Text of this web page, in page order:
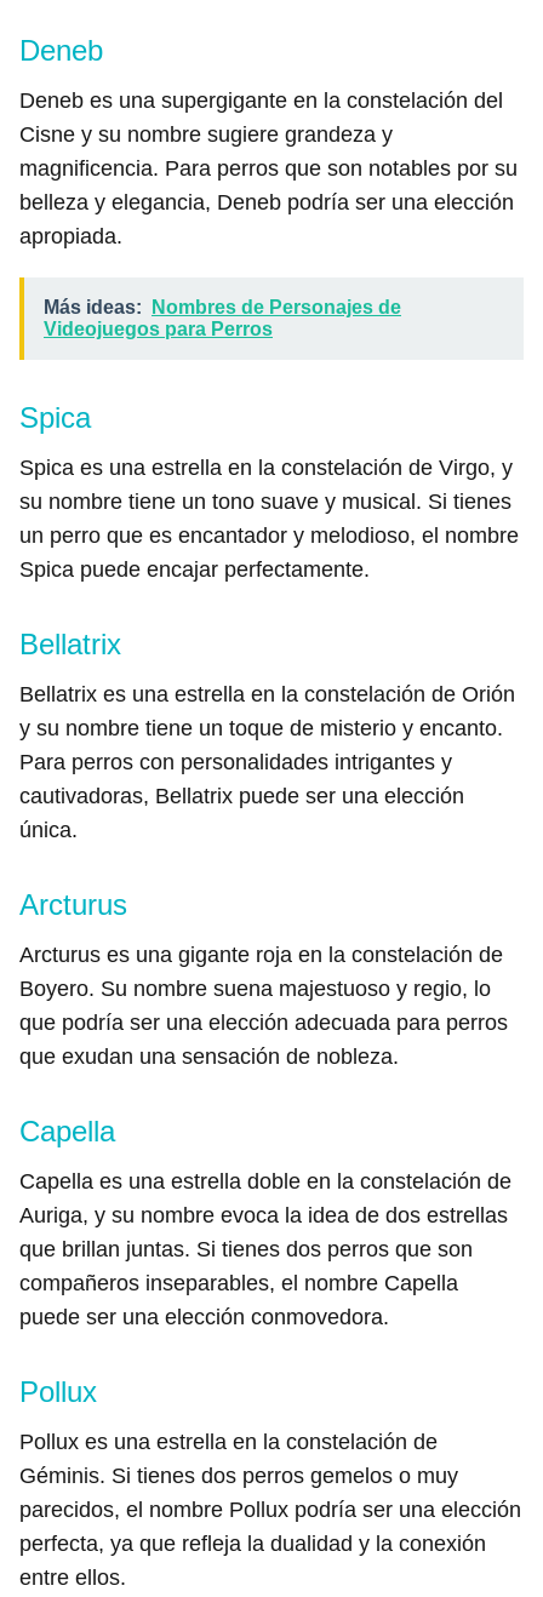
Deneb
Deneb es una supergigante en la constelación del
Cisne y su nombre sugiere grandeza y
magnificencia. Para perros que son notables por su
belleza y elegancia, Deneb podría ser una elección
apropiada.
Más ideas:
Nombres de Personajes de
Videojuegos para Perros
Spica
Spica es una estrella en la constelación de Virgo, y
su nombre tiene un tono suave y musical. Si tienes
un perro que es encantador y melodioso, el nombre
Spica puede encajar perfectamente.
Bellatrix
Bellatrix es una estrella en la constelación de Orión
y su nombre tiene un toque de misterio y encanto.
Para perros con personalidades intrigantes y
cautivadoras, Bellatrix puede ser una elección
única.
Arcturus
Arcturus es una gigante roja en la constelación de
Boyero. Su nombre suena majestuoso y regio, lo
que podría ser una elección adecuada para perros
que exudan una sensación de nobleza.
Capella
Capella es una estrella doble en la constelación de
Auriga, y su nombre evoca la idea de dos estrellas
que brillan juntas. Si tienes dos perros que son
compañeros inseparables, el nombre Capella
puede ser una elección conmovedora.
Pollux
Pollux es una estrella en la constelación de
Géminis. Si tienes dos perros gemelos o muy
parecidos, el nombre Pollux podría ser una elección
perfecta, ya que refleja la dualidad y la conexión
entre ellos.